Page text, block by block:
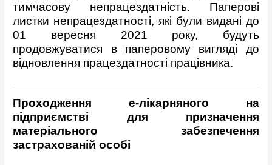
тимчасову непрацездатність. Паперові
листки непрацездатності, які були видані до
01 вересня 2021 року, будуть
продовжуватися в паперовому вигляді до
відновлення працездатності працівника.
Проходження е-лікарняного на
підприємстві для призначення
матеріального забезпечення
застрахованій особі